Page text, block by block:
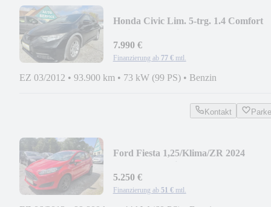
Honda Civic Lim. 5-trg. 1.4 Comfort
7.990 €
Finanzierung ab 77 € mtl.
EZ 03/2012 • 93.900 km • 73 kW (99 PS) • Benzin
Kontakt
Ford Fiesta 1,25/Klima/ZR 2024
5.250 €
Finanzierung ab 51 € mtl.